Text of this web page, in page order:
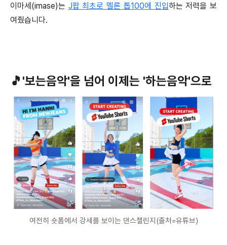
이마세(imase)는 J팝 최초로 멜론 톱100에 진입하는 저력을 보
여줬습니다.
🎵'보는음악'을 넘어 이제는 '하는음악'으로
여전히 숏폼에서 강세를 보이는 댄스챌린지(출처=유튜브)